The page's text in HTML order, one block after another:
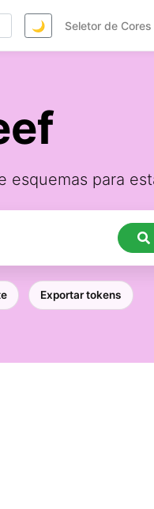
🌙 Seletor de Cores
esquemas para
Exportar tokens